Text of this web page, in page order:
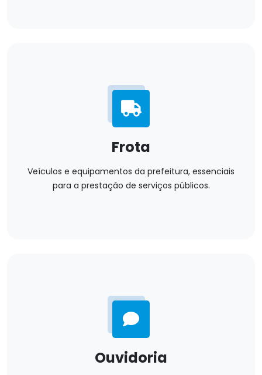
Frota
Veículos e equipamentos da prefeitura, essenciais
para a prestação de serviços públicos.
Ouvidoria